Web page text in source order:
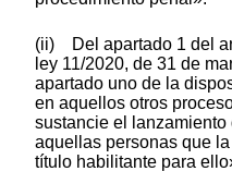
(ii) Del apartado 1 del
ley 11/2020, de 31 de
apartado uno de la
en aquellos otros
sustancie el
aquellas personas que
título habilitante para